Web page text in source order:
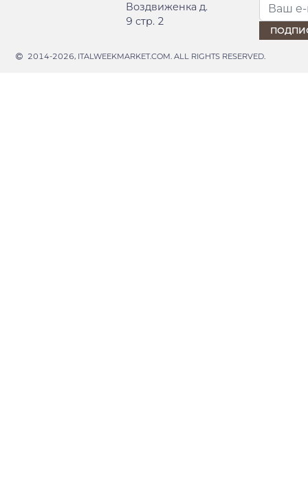
Воздвиженка д.
9 стр. 2
2014-2026, ITALWEEKMARKET.COM. ALL RIGHTS RESERVED.